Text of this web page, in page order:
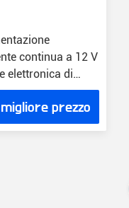
continua a 12 V
elettronica di
g
prezzo